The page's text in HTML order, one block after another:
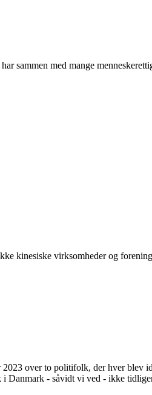
sammen med mange
kinesiske virksomheder og
over to politifolk, der hver blev
Danmark - såvidt vi ved - ikke